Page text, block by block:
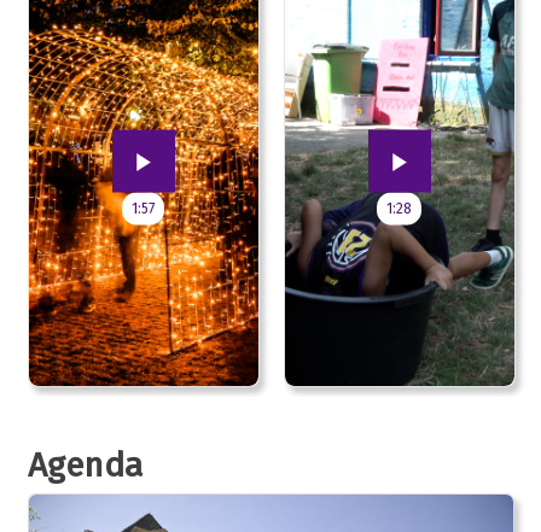
1:57 1:28
Agenda